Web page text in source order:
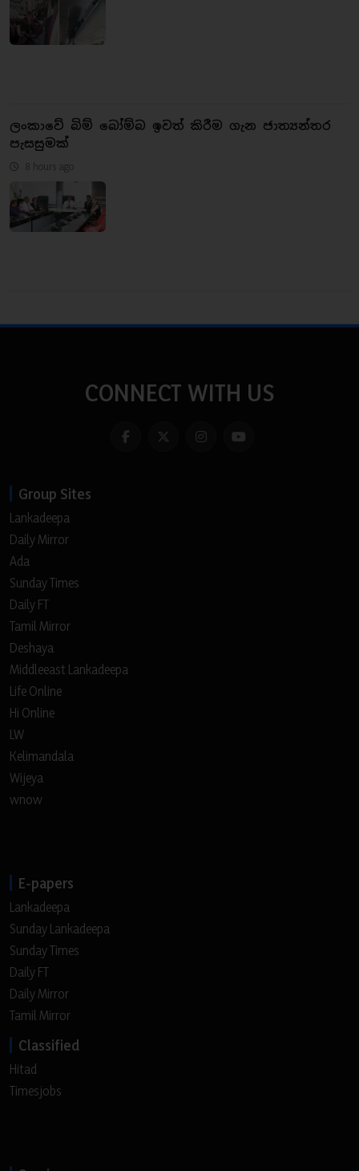
ලංකාවේ බිම් බෝම්බ ඉවත් කිරීම ගැන ජාත්‍යන්තර
පැසසුමක්
8 hours ago
CONNECT WITH US
Group Sites
Lankadeepa
Daily Mirror
Ada
Sunday Times
Daily FT
Tamil Mirror
Deshaya
Middleeast Lankadeepa
Life Online
Hi Online
LW
Kelimandala
Wijeya
wnow
E-papers
Lankadeepa
Sunday Lankadeepa
Sunday Times
Daily FT
Daily Mirror
Tamil Mirror
Classified
Hitad
Timesjobs